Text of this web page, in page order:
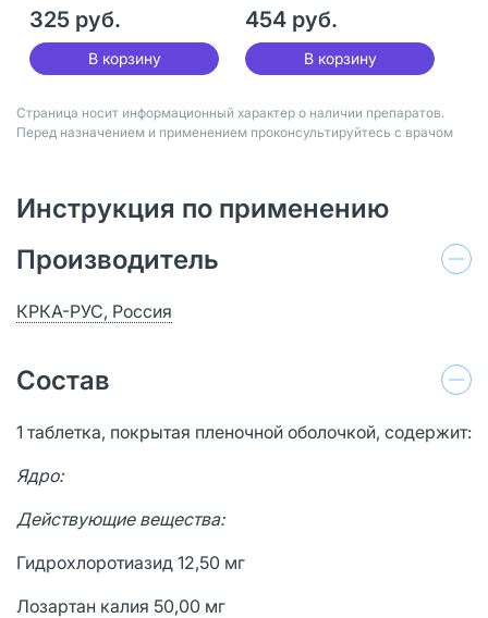
325 руб.
В корзину
454 руб.
В корзину
Страница носит информационный характер о наличии препаратов.
Перед назначением и применением проконсультируйтесь с врачом
Инструкция по применению
Производитель
КРКА-РУС, Россия
Состав
1 таблетка, покрытая пленочной оболочкой, содержит:
Ядро:
Действующие вещества:
Гидрохлоротиазид 12,50 мг
Лозартан калия 50,00 мг